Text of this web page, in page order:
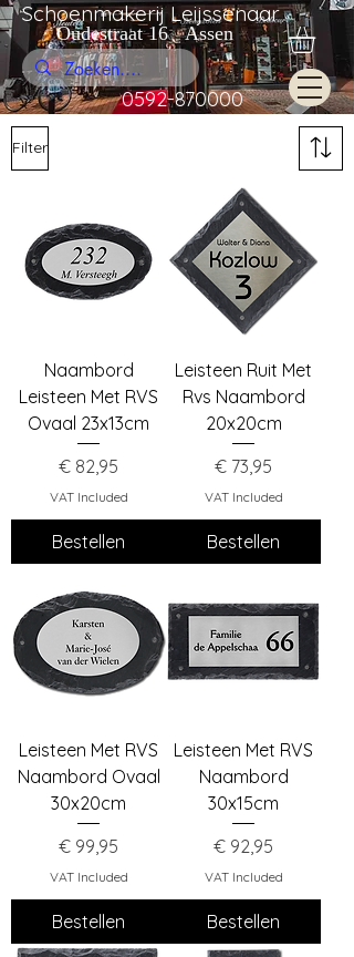
Schoenmakerij Leijssenaar
Oudestraat 16 Assen
0592-870000
Filter
Naambord
Leisteen Met RVS
Ovaal 23x13cm
Price
€ 82,95
VAT Included
Bestellen
Leisteen Ruit Met
Rvs Naambord
20x20cm
Price
€ 73,95
VAT Included
Bestellen
Leisteen Met RVS
Naambord Ovaal
30x20cm
Price
€ 99,95
VAT Included
Bestellen
Leisteen Met RVS
Naambord
30x15cm
Price
€ 92,95
VAT Included
Bestellen